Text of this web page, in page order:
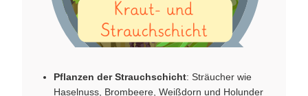
Pflanzen der Strauchschicht: Sträucher wie
Haselnuss, Brombeere, Weißdorn und Holunder